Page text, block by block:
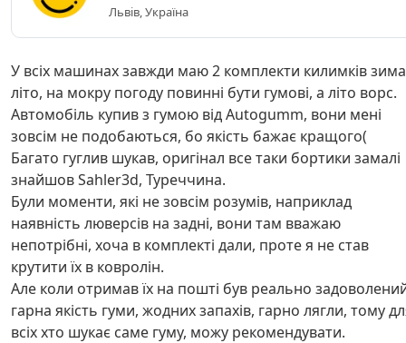
Львів, Україна
У всіх машинах завжди маю 2 комплекти килимків зима
літо, на мокру погоду повинні бути гумові, а літо ворс.
Автомобіль купив з гумою від Autogumm, вони мені
зовсім не подобаються, бо якість бажає кращого(
Багато гуглив шукав, оригінал все таки бортики замалі
знайшов Sahler3d, Туреччина.
Були моменти, які не зовсім розумів, наприклад
наявність люверсів на задні, вони там вважаю
непотрібні, хоча в комплекті дали, проте я не став
крутити їх в ковролін.
Але коли отримав їх на пошті був реально
гарна якість гуми, жодних запахів, гарно лягли, тому
всіх хто шукає саме гуму, можу рекомендувати.